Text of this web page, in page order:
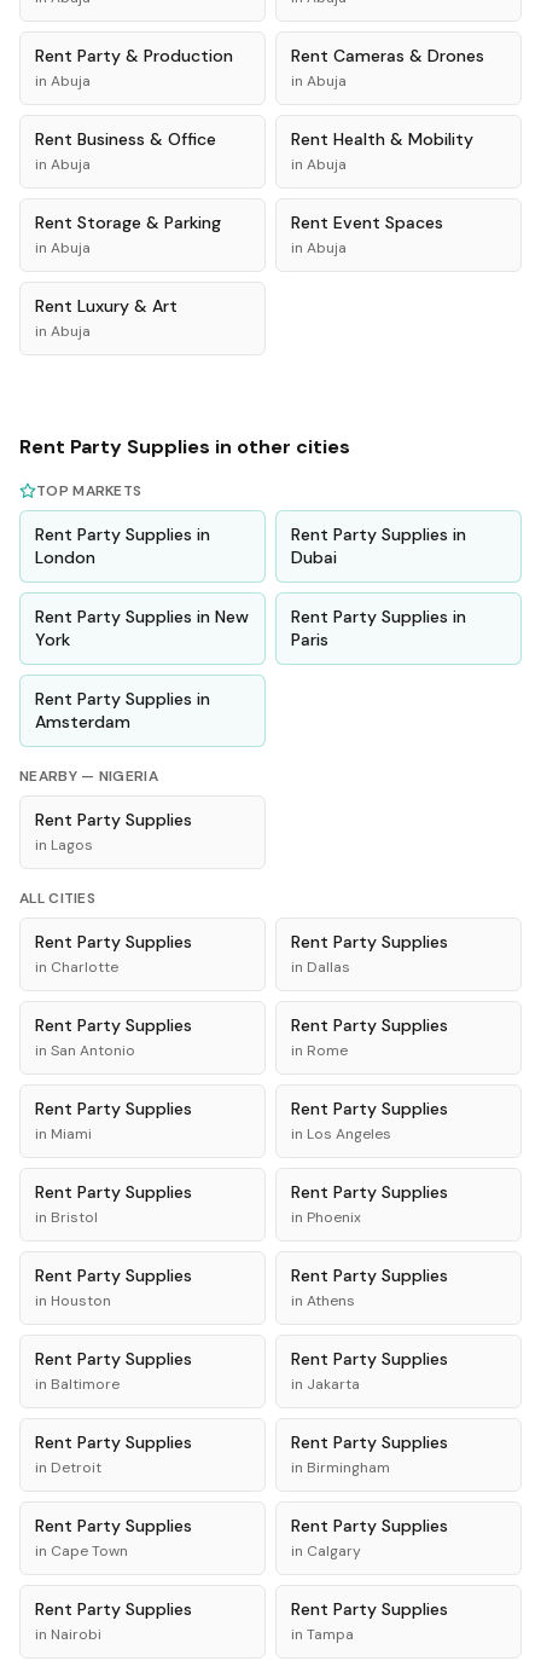
Rent Party & Production
in Abuja
Rent Cameras & Drones
in Abuja
Rent Business & Office
in Abuja
Rent Health & Mobility
in Abuja
Rent Storage & Parking
in Abuja
Rent Event Spaces
in Abuja
Rent Luxury & Art
in Abuja
Rent Party Supplies in other cities
TOP MARKETS
Rent Party Supplies in
London
Rent Party Supplies in
Dubai
Rent Party Supplies in New
York
Rent Party Supplies in
Paris
Rent Party Supplies in
Amsterdam
NEARBY — NIGERIA
Rent Party Supplies
in Lagos
ALL CITIES
Rent Party Supplies
in Charlotte
Rent Party Supplies
in Dallas
Rent Party Supplies
in San Antonio
Rent Party Supplies
in Rome
Rent Party Supplies
in Miami
Rent Party Supplies
in Los Angeles
Rent Party Supplies
in Bristol
Rent Party Supplies
in Phoenix
Rent Party Supplies
in Houston
Rent Party Supplies
in Athens
Rent Party Supplies
in Baltimore
Rent Party Supplies
in Jakarta
Rent Party Supplies
in Detroit
Rent Party Supplies
in Birmingham
Rent Party Supplies
in Cape Town
Rent Party Supplies
in Calgary
Rent Party Supplies
in Nairobi
Rent Party Supplies
in Tampa